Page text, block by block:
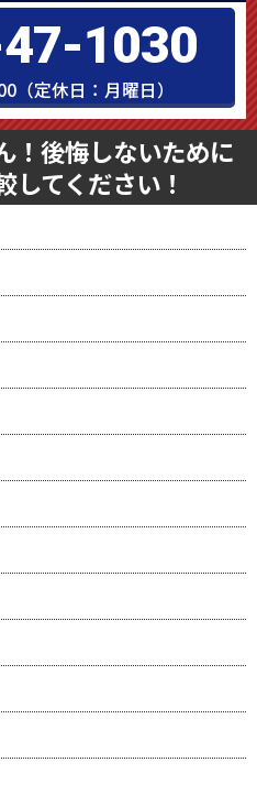
1030
（定休日：月曜日）
！後悔しないために
してください！